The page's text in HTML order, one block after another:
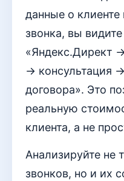
данные о клиенте
звонка, вы
«Яндекс.Директ
→ консультация
договора». Это
реальную
клиента, а не
Анализируйте не
звонков, но и их